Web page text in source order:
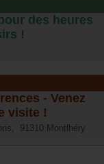
des heures
!
- Venez
visite !
91310 Montlhéry